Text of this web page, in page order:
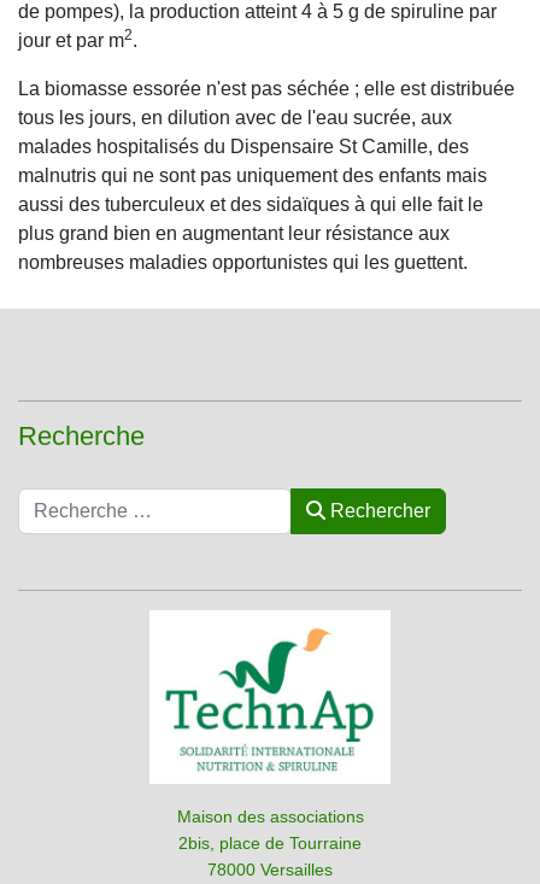
de pompes), la production atteint 4 à 5 g de spiruline par
jour et par m2.
La biomasse essorée n'est pas séchée ; elle est distribuée
tous les jours, en dilution avec de l'eau sucrée, aux
malades hospitalisés du Dispensaire St Camille, des
malnutris qui ne sont pas uniquement des enfants mais
aussi des tuberculeux et des sidaïques à qui elle fait le
plus grand bien en augmentant leur résistance aux
nombreuses maladies opportunistes qui les guettent.
Recherche
Rechercher Rechercher
Maison des associations
2bis, place de Tourraine
78000 Versailles